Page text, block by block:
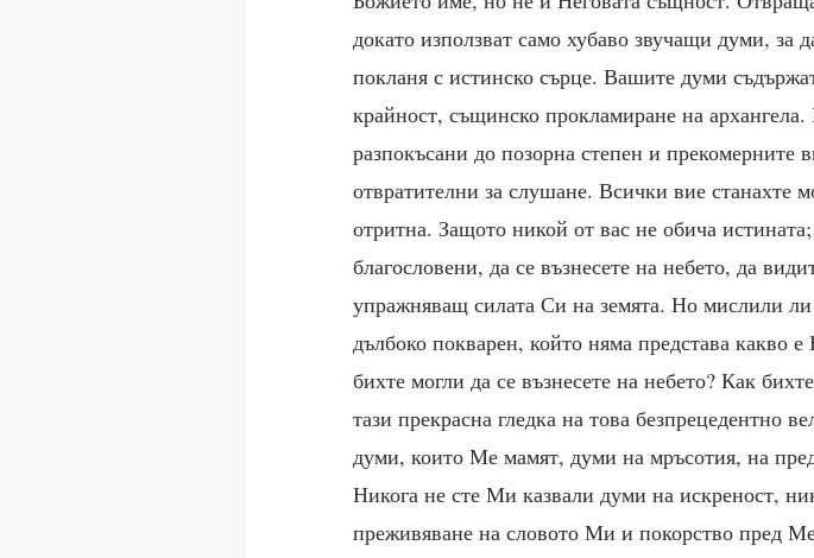
докато използват само хубаво звучащи думи,
покланя с истинско сърце. Вашите думи
крайност, същинско прокламиране на
разпокъсани до позорна степен и прекомерните
отвратителни за слушане. Всички вие
отритна. Защото никой от вас не обича
благословени, да се възнесете на небето, да
упражняващ силата Си на земята. Но мислили ли
дълбоко покварен, който няма представа какво
бихте могли да се възнесете на небето? Как
тази прекрасна гледка на това безпрецедентно
думи, които Ме мамят, думи на мръсотия, на
Никога не сте Ми казвали думи на искреност,
преживяване на словото Ми и покорство пред